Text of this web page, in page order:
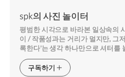
spk의 사진 놀이터
평범한 시각으로 바라본 일상속의
이 / 작품성과는 거리가 멀지만, 그
록한다'는 생각 하나만으로 셔터를
구독하기